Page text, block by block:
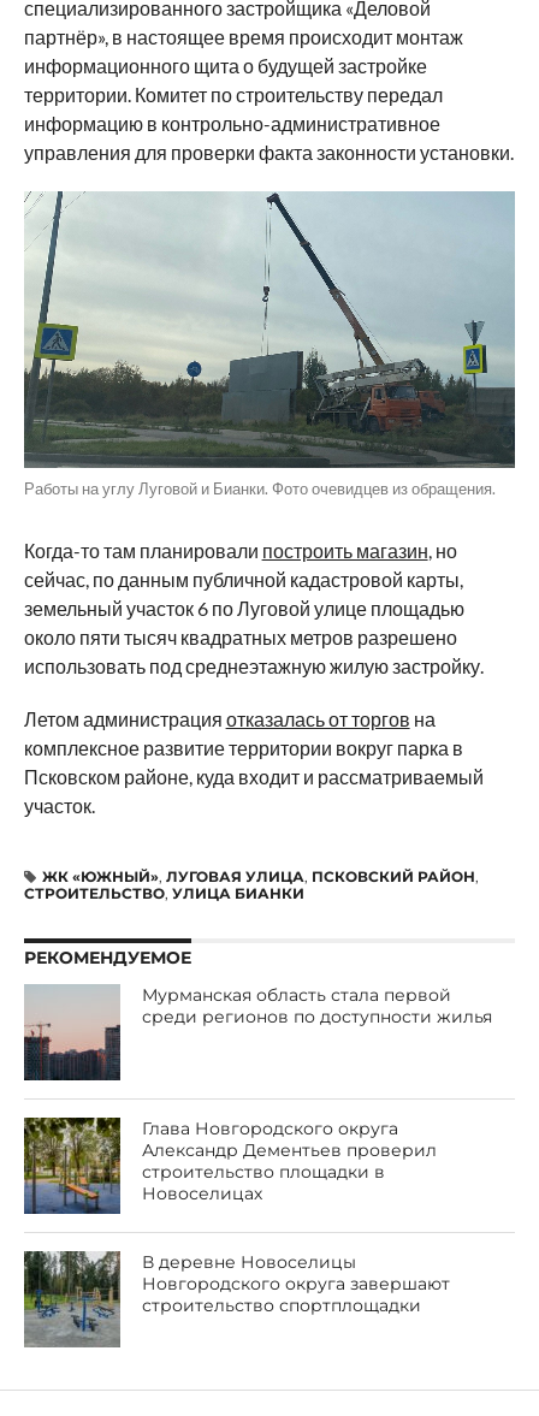
специализированного застройщика «Деловой
партнёр», в настоящее время происходит монтаж
информационного щита о будущей застройке
территории. Комитет по строительству передал
информацию в контрольно-административное
управления для проверки факта законности установки.
Работы на углу Луговой и Бианки. Фото очевидцев из обращения.
Когда-то там планировали построить магазин, но
сейчас, по данным публичной кадастровой карты,
земельный участок 6 по Луговой улице площадью
около пяти тысяч квадратных метров разрешено
использовать под среднеэтажную жилую застройку.
Летом администрация отказалась от торгов на
комплексное развитие территории вокруг парка в
Псковском районе, куда входит и рассматриваемый
участок.
ЖК «ЮЖНЫЙ», ЛУГОВАЯ УЛИЦА, ПСКОВСКИЙ РАЙОН,
СТРОИТЕЛЬСТВО, УЛИЦА БИАНКИ
РЕКОМЕНДУЕМОЕ
Мурманская область стала первой
среди регионов по доступности жилья
Глава Новгородского округа
Александр Дементьев проверил
строительство площадки в
Новоселицах
В деревне Новоселицы
Новгородского округа завершают
строительство спортплощадки